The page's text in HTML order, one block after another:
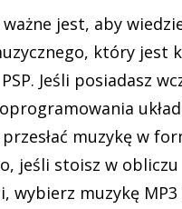
jest, aby
który jest
Jeśli posiadasz
muzykę w
jeśli stoisz w obliczu
wybierz muzykę